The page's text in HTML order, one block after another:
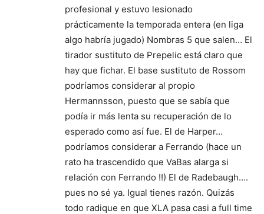
profesional y estuvo lesionado
prácticamente la temporada entera (en liga
algo habría jugado) Nombras 5 que salen… El
tirador sustituto de Prepelic está claro que
hay que fichar. El base sustituto de Rossom
podríamos considerar al propio
Hermannsson, puesto que se sabía que
podía ir más lenta su recuperación de lo
esperado como así fue. El de Harper…
podríamos considerar a Ferrando (hace un
rato ha trascendido que VaBas alarga si
relación con Ferrando !!) El de Radebaugh….
pues no sé ya. Igual tienes razón. Quizás
todo radique en que XLA pasa casi a full time